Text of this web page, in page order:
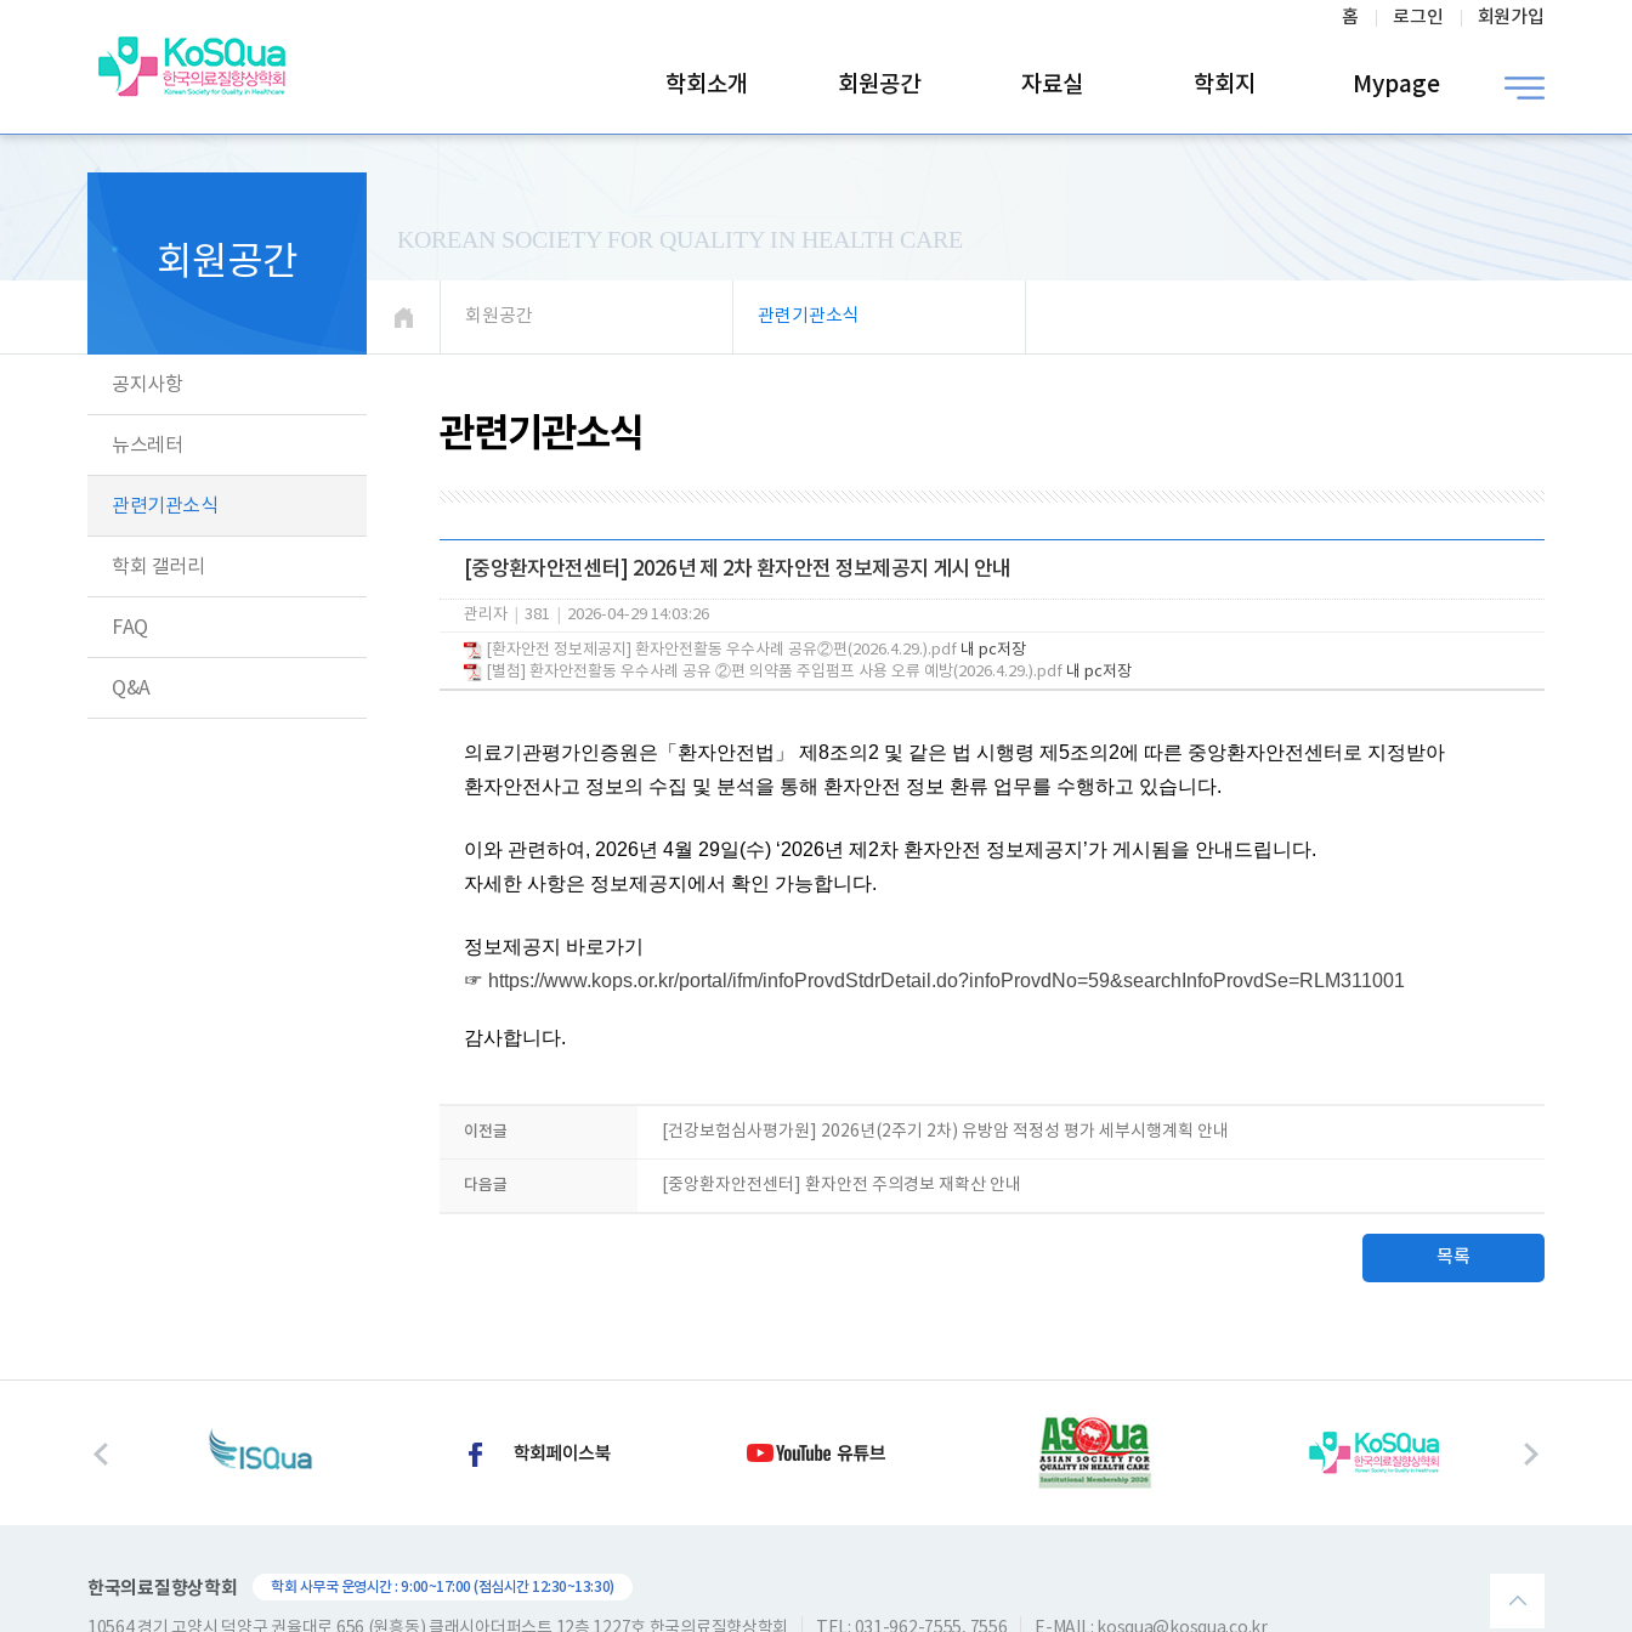
홈 로그인 회원가입
학회소개 회원공간 자료실 학회지 Mypage
KOREAN SOCIETY FOR QUALITY IN HEALTH CARE
회원공간 관련기관소식
회원공간
공지사항
뉴스레터
관련기관소식
학회 갤러리
FAQ
Q&A
관련기관소식
[중앙환자안전센터] 2026년 제 2차 환자안전 정보제공지 게시 안내
관리자 381
2026-04-29 14:03:26
[환자안전 정보제공지] 환자안전활동 우수사례 공유②편(2026.4.29.).pdf 내 pc저장
[별첨] 환자안전활동 우수사례 공유 ②편 의약품 주입펌프 사용 오류 예방(2026.4.29.).pdf 내 pc저장
의료기관평가인증원은「환자안전법」 제8조의2 및 같은 법 시행령 제5조의2에 따른 중앙환자안전센터로 지정받아
환자안전사고 정보의 수집 및 분석을 통해 환자안전 정보 환류 업무를 수행하고 있습니다.
이와 관련하여, 2026년 4월 29일(수) ‘2026년 제2차 환자안전 정보제공지 ’가 게시 됨을 안내드립니다.
자세한 사항은 정보제공지에서 확인 가능합니다.
정보제공지 바로가기
☞ https://www.kops.or.kr/portal/ifm/infoProvdStdrDetail.do?infoProvdNo=59&searchInfoProvdSe=RLM311001
감사합니다.
이전글 [건강보험심사평가원] 2026년(2주기 2차) 유방암 적정성 평가 세부시행계획 안내
다음글 [중앙환자안전센터] 환자안전 주의경보 재확산 안내
목록
한국의료질향상학회 학회 사무국 운영시간 : 9:00~17:00 (점심시간 12:30~13:30)